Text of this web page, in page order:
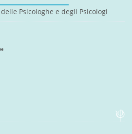
Psicologhe e degli Psicologi